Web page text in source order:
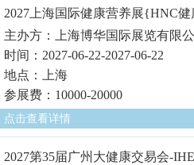
2027上海国际健康营养展{HNC
主办方：上海博华国际展览有限
时间：2027-06-22-2027-06-22
地点：上海
参展费：10000-20000
点击查看详情
2027第35届广州大健康交易会-